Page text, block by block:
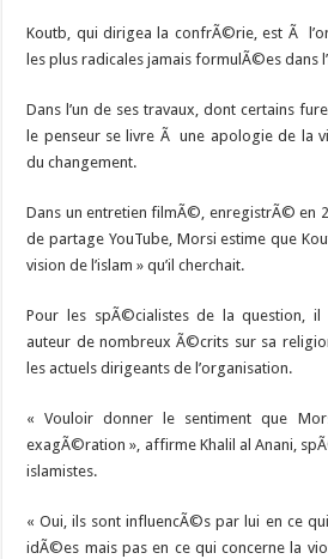
Koutb, qui dirigea la confrÃ©rie, est Ã
les plus radicales jamais formulÃ©es dans
Dans l’un de ses travaux, dont certains
le penseur se livre Ã une apologie de la
du changement.
Dans un entretien filmÃ©, enregistrÃ© en
de partage YouTube, Morsi estime que
vision de l’islam » qu’il cherchait.
Pour les spÃ©cialistes de la question,
auteur de nombreux Ã©crits sur sa
les actuels dirigeants de l’organisation.
« Vouloir donner le sentiment que
exagÃ©ration », affirme Khalil al Anani,
islamistes.
« Oui, ils sont influencÃ©s par lui en ce
idÃ©es mais pas en ce qui concerne la